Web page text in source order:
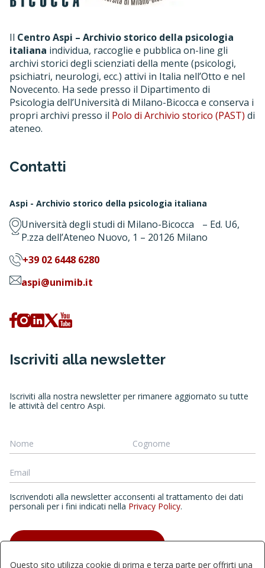
Il Centro Aspi – Archivio storico della psicologia
italiana individua, raccoglie e pubblica on-line gli
archivi storici degli scienziati della mente (psicologi,
psichiatri, neurologi, ecc.) attivi in Italia nell’Otto e nel
Novecento. Ha sede presso il Dipartimento di
Psicologia dell’Università di Milano-Bicocca e conserva i
propri archivi presso il Polo di Archivio storico (PAST) di
ateneo.
Contatti
Aspi - Archivio storico della psicologia italiana
Università degli studi di Milano-Bicocca – Ed. U6,
P.zza dell’Ateneo Nuovo, 1 – 20126 Milano
+39 02 6448 6280
aspi@unimib.it
Iscriviti alla newsletter
Iscriviti alla nostra newsletter per rimanere aggiornato su tutte
le attività del centro Aspi.
Iscrivendoti alla newsletter acconsenti al trattamento dei dati
personali per i fini indicati nella Privacy Policy.
ISCRIVITI ALLA NEWSLETTER
Questo sito utilizza cookie di prima e terza parte per offrirti una